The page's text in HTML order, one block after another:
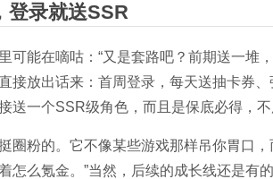
登录就送SSR
可能在嘀咕：“又是套路吧？前期送一堆
接放出话来：首周登录，每天送抽卡券
送一个SSR级角色，而且是保底必得，不
圈粉的。它不像某些游戏那样吊你胃口
怎么氪金。”当然，后续的成长线还是有